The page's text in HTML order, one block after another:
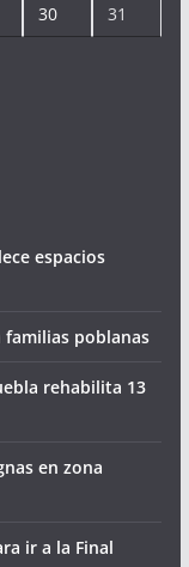
30 31
espacios
familias poblanas
rehabilita 13
en zona
ir a la Final